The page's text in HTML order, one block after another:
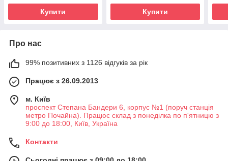
Купити Купити
Про нас
99% позитивних з 1126 відгуків за рік
Працює з 26.09.2013
м. Київ
проспект Степана Бандери 6, корпус №1 (поруч станція
метро Почайна). Працює склад з понеділка по п'ятницю з
9:00 до 18:00, Київ, Україна
Контакти